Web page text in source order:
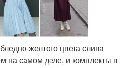
желтого цвета слива
на самом деле, и комплекты в